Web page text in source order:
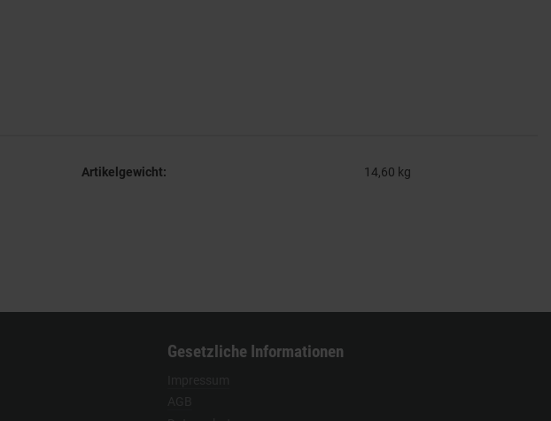
Artikelgewicht: 14,60 kg
Gesetzliche Informationen